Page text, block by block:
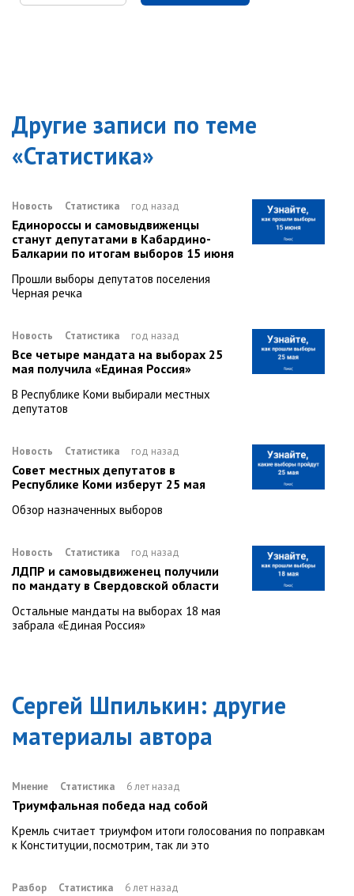
Другие записи по теме
«Статистика»
Новость Статистика год назад
Единороссы и самовыдвиженцы
станут депутатами в Кабардино-
Балкарии по итогам выборов 15 июня
Прошли выборы депутатов поселения
Черная речка
Новость Статистика год назад
Все четыре мандата на выборах 25
мая получила «Единая Россия»
В Республике Коми выбирали местных
депутатов
Новость Статистика год назад
Совет местных депутатов в
Республике Коми изберут 25 мая
Обзор назначенных выборов
Новость Статистика год назад
ЛДПР и самовыдвиженец получили
по мандату в Свердовской области
Остальные мандаты на выборах 18 мая
забрала «Единая Россия»
Сергей Шпилькин: другие
материалы автора
Мнение Статистика 6 лет назад
Триумфальная победа над собой
Кремль считает триумфом итоги голосования по поправкам
к Конституции, посмотрим, так ли это
Разбор Статистика 6 лет назад